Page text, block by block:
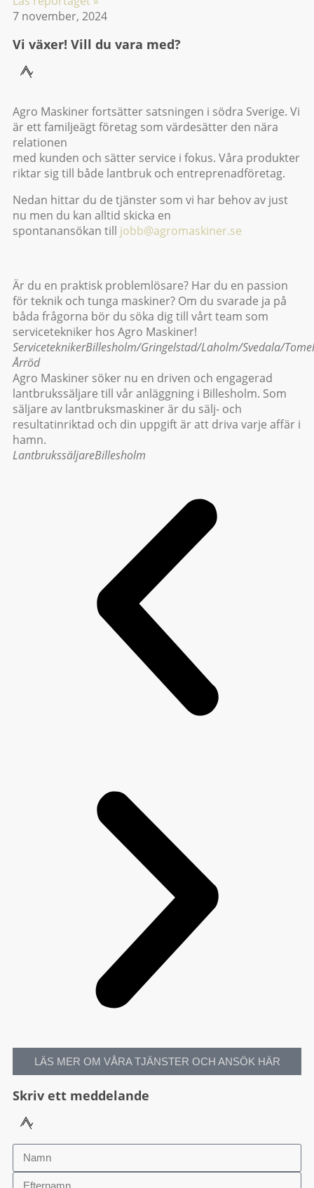
7 november, 2024
Vi växer! Vill du vara med?
Agro Maskiner fortsätter satsningen i södra Sverige. Vi
är ett familjeägt företag som värdesätter den nära
relationen
med kunden och sätter service i fokus. Våra produkter
riktar sig till både lantbruk och entreprenadföretag.
Nedan hittar du de tjänster som vi har behov av just
nu men du kan alltid skicka en
spontanansökan till jobb@agromaskiner.se
Är du en praktisk problemlösare? Har du en passion
för teknik och tunga maskiner? Om du svarade ja på
båda frågorna bör du söka dig till vårt team som
servicetekniker hos Agro Maskiner!
ServiceteknikerBillesholm/Gringelstad/Laholm/Svedala/
Årröd
Agro Maskiner söker nu en driven och engagerad
lantbrukssäljare till vår anläggning i Billesholm. Som
säljare av lantbruksmaskiner är du sälj- och
resultatinriktad och din uppgift är att driva varje affär i
hamn.
LantbrukssäljareBillesholm
LÄS MER OM VÅRA TJÄNSTER OCH ANSÖK HÄR
Skriv ett meddelande